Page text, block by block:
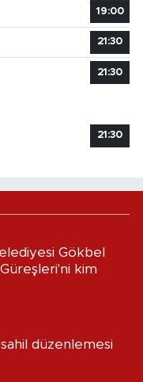
19:00
21:30
21:30
21:30
Gökbel
Güreşleri'ni kim
düzenlemesi